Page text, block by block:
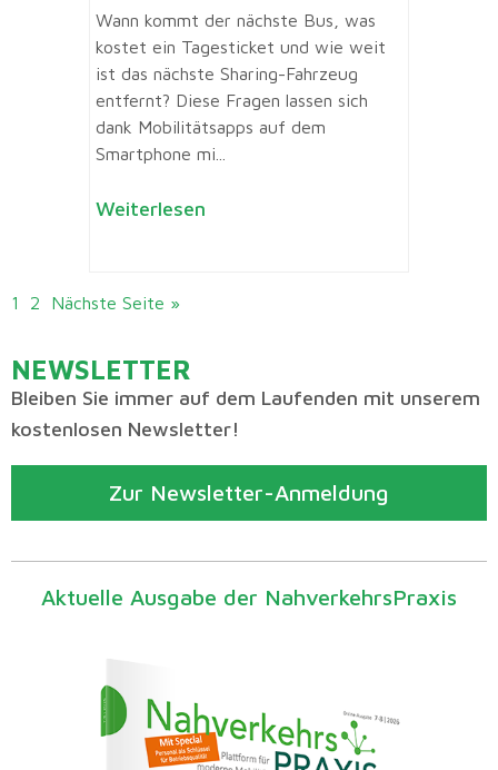
Wann kommt der nächste Bus, was
kostet ein Tagesticket und wie weit
ist das nächste Sharing-Fahrzeug
entfernt? Diese Fragen lassen sich
dank Mobilitätsapps auf dem
Smartphone mi...
Weiterlesen
1 2 Nächste Seite »
NEWSLETTER
Bleiben Sie immer auf dem Laufenden mit unserem
kostenlosen Newsletter!
Zur Newsletter-Anmeldung
Aktuelle Ausgabe der NahverkehrsPraxis